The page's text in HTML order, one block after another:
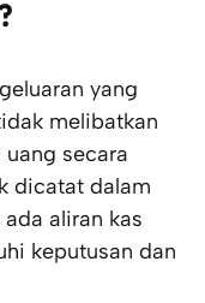
yang
melibatkan
secara
dicatat dalam
aliran kas
keputusan dan